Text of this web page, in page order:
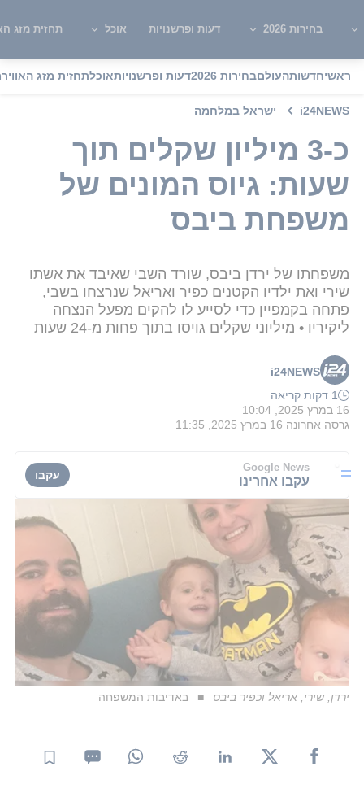
בחירות 2026 דעות ופרשנויות אוכל תחזית מזג
ראשיחדשותהעולםבחירות 2026 דעות ופרשנויותאוכלתחזית מזג האוויר
i24NEWS ישראל במלחמה
כ-3 מיליון שקלים תוך
שעות: גיוס המונים של
משפחת ביבס
משפחתו של ירדן ביבס, שורד השבי שאיבד את אשתו
שירי ואת ילדיו הקטנים כפיר ואריאל שנרצחו בשבי,
פתחה בקמפיין כדי לסייע לו להקים מפעל הנצחה
ליקיריו • מיליוני שקלים גויסו בתוך פחות מ-24 שעות
i24NEWS
1 דקות קריאה
16 במרץ 2025, 10:04
גרסה אחרונה 16 במרץ 2025, 11:35
Google News
עקבו אחרינו עקבו
ירדן, שירי, אריאל וכפיר ביבס באדיבות המשפחה